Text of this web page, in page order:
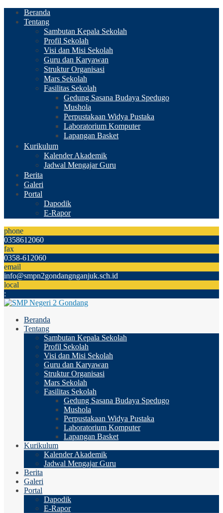
Beranda
Tentang
Sambutan Kepala Sekolah
Profil Sekolah
Visi dan Misi Sekolah
Guru dan Karyawan
Struktur Organisasi
Mars Sekolah
Fasilitas Sekolah
Gedung Sasana Budaya Spedugo
Mushola
Perpustakaan Widya Pustaka
Laboratorium Komputer
Lapangan Basket
Kurikulum
Kalender Akademik
Jadwal Mengajar Guru
Berita
Galeri
Portal
Dapodik
E-Rapor
phone
0358612060
fax
0358-612060
email
info@smpn2gondangnganjuk.sch.id
local
:
Beranda
Tentang
Sambutan Kepala Sekolah
Profil Sekolah
Visi dan Misi Sekolah
Guru dan Karyawan
Struktur Organisasi
Mars Sekolah
Fasilitas Sekolah
Gedung Sasana Budaya Spedugo
Mushola
Perpustakaan Widya Pustaka
Laboratorium Komputer
Lapangan Basket
Kurikulum
Kalender Akademik
Jadwal Mengajar Guru
Berita
Galeri
Portal
Dapodik
E-Rapor